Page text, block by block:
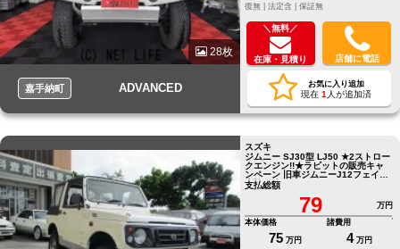
28枚
嘉手納町 ADVANCED
復無 | 法定含 | 保証無
＼無料／
在庫・見積り 店舗に電話
お気に入り追加
現在 1 人が追加済
スズキ
ジムニー SJ30型 LJ50 ★2ストロー
クエンジン!!★ラビットの販売キャ
ンペーン 旧車ジムニーJ12フェイス
車検R8年7月まで
支払総額
79
万円
本体価格
75 万円
諸費用
4 万円